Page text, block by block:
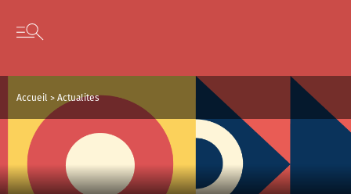
Skip to content
Open secondary menu
Accueil >Actualites